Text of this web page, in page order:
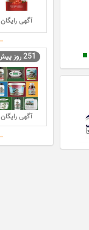
آگهی رایگان
251 روز پیش
آگهی رایگان